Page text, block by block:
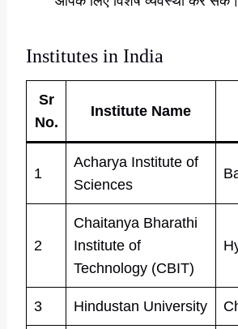
Institutes in India
Sr
No.
Institute Name
1
Acharya Institute of
Sciences
2
Chaitanya Bharathi
Institute of
Technology (CBIT)
3 Hindustan University